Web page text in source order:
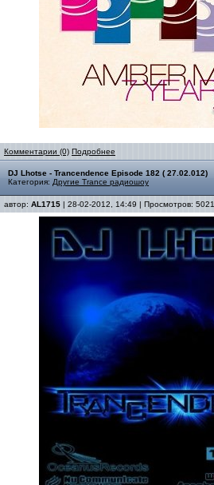
Комментарии (0) Подробнее
DJ Lhotse - Trancendence Episode 182 ( 27.02.012)
Категория: Другие Trance радиошоу
автор: AL1715 | 28-02-2012, 14:49 | Просмотров: 5021